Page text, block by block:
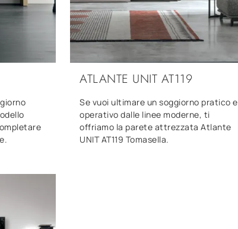
ATLANTE UNIT AT119
Se vuoi ultimare un soggiorno pratico e
operativo dalle linee moderne, ti
offriamo la parete attrezzata Atlante
UNIT AT119 Tomasella.